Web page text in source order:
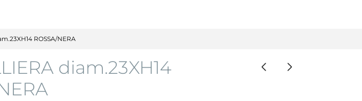
ROSSA/NERA
diam.23XH14